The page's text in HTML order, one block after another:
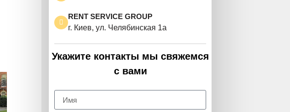
RENT SERVICE GROUP
г. Киев, ул. Челябинская 1а
Укажите контакты мы свяжемся
с вами